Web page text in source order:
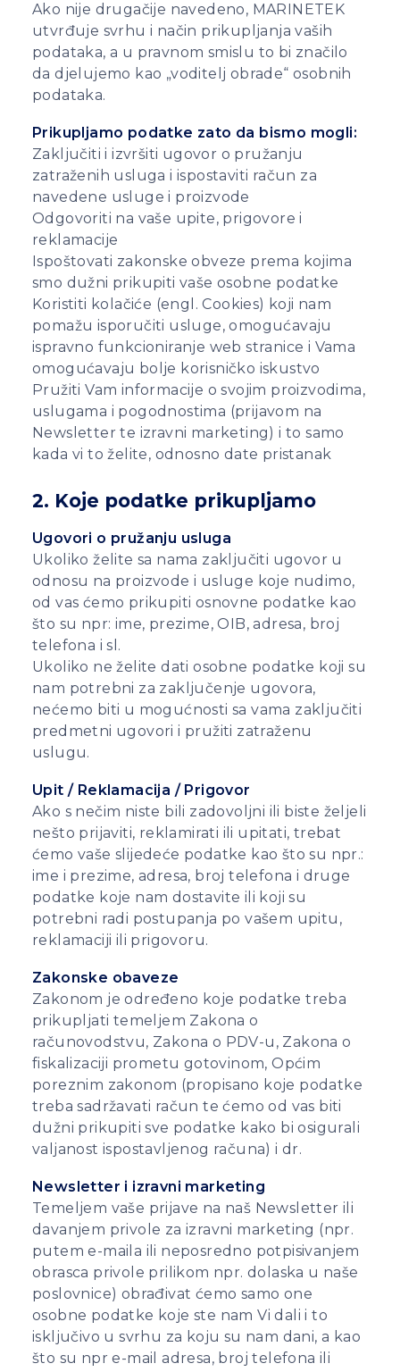
Ako nije drugačije navedeno, MARINETEK
utvrđuje svrhu i način prikupljanja vaših
podataka, a u pravnom smislu to bi značilo
da djelujemo kao „voditelj obrade“ osobnih
podataka.
Prikupljamo podatke zato da bismo mogli:
Zaključiti i izvršiti ugovor o pružanju
zatraženih usluga i ispostaviti račun za
navedene usluge i proizvode
Odgovoriti na vaše upite, prigovore i
reklamacije
Ispoštovati zakonske obveze prema kojima
smo dužni prikupiti vaše osobne podatke
Koristiti kolačiće (engl. Cookies) koji nam
pomažu isporučiti usluge, omogućavaju
ispravno funkcioniranje web stranice i Vama
omogućavaju bolje korisničko iskustvo
Pružiti Vam informacije o svojim proizvodima,
uslugama i pogodnostima (prijavom na
Newsletter te izravni marketing) i to samo
kada vi to želite, odnosno date pristanak
2. Koje podatke prikupljamo
Ugovori o pružanju usluga
Ukoliko želite sa nama zaključiti ugovor u
odnosu na proizvode i usluge koje nudimo,
od vas ćemo prikupiti osnovne podatke kao
što su npr: ime, prezime, OIB, adresa, broj
telefona i sl.
Ukoliko ne želite dati osobne podatke koji su
nam potrebni za zaključenje ugovora,
nećemo biti u mogućnosti sa vama zaključiti
predmetni ugovori i pružiti zatraženu
uslugu.
Upit / Reklamacija / Prigovor
Ako s nečim niste bili zadovoljni ili biste željeli
nešto prijaviti, reklamirati ili upitati, trebat
ćemo vaše slijedeće podatke kao što su npr.:
ime i prezime, adresa, broj telefona i druge
podatke koje nam dostavite ili koji su
potrebni radi postupanja po vašem upitu,
reklamaciji ili prigovoru.
Zakonske obaveze
Zakonom je određeno koje podatke treba
prikupljati temeljem Zakona o
računovodstvu, Zakona o PDV-u, Zakona o
fiskalizaciji prometu gotovinom, Općim
poreznim zakonom (propisano koje podatke
treba sadržavati račun te ćemo od vas biti
dužni prikupiti sve podatke kako bi osigurali
valjanost ispostavljenog računa) i dr.
Newsletter i izravni marketing
Temeljem vaše prijave na naš Newsletter ili
davanjem privole za izravni marketing (npr.
putem e-maila ili neposredno potpisivanjem
obrasca privole prilikom npr. dolaska u naše
poslovnice) obrađivat ćemo samo one
osobne podatke koje ste nam Vi dali i to
isključivo u svrhu za koju su nam dani, a kao
što su npr e-mail adresa, broj telefona ili